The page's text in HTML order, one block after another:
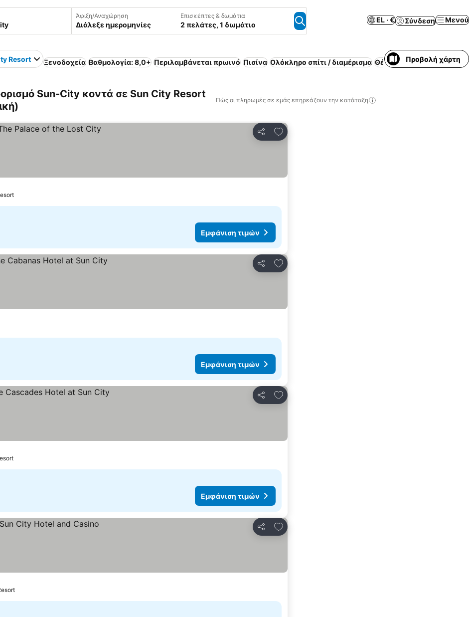
Άφιξη/Αναχώρηση
Διάλεξε ημερομηνίες
Επισκέπτες & δωμάτια
2 πελάτες, 1 δωμάτιο
EL · € Σύνδεση Μενού
Resort Ξενοδοχεία Βαθμολογία: 8,0+ Περιλαμβάνεται πρωινό Πισίνα Ολόκληρο σπίτι / διαμέρισμα Θέρετρο Ασύρματο
Προβολή χάρτη
Sun-City κοντά σε Sun City Resort
Πώς οι πληρωμές σε εμάς επηρεάζουν την κατάταξη
Κοινοποίηση
Προσθήκη στα αγαπημένα
Εμφάνιση τιμών
Κοινοποίηση
Προσθήκη στα αγαπημένα
Εμφάνιση τιμών
Κοινοποίηση
Προσθήκη στα αγαπημένα
Εμφάνιση τιμών
Κοινοποίηση
Προσθήκη στα αγαπημένα